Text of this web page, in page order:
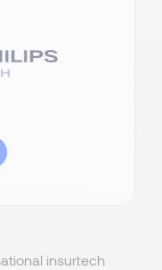
insurtech